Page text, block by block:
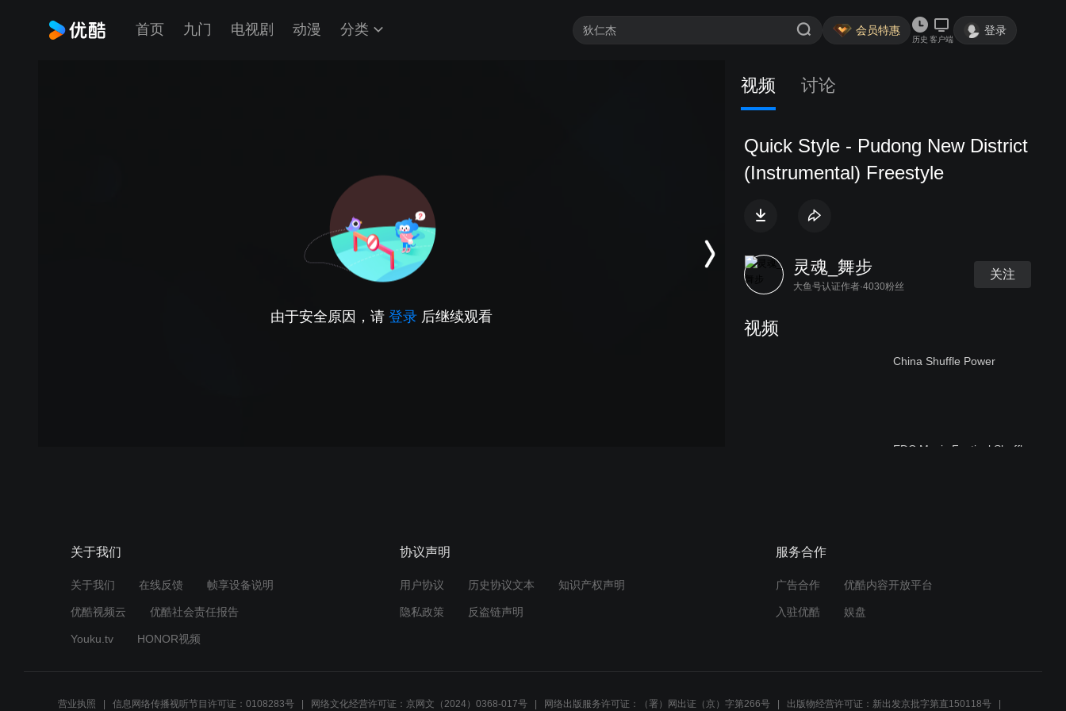
首页 九门 电视剧 动漫 分类 会员特惠
历史 客户端
登录
由于安全原因，请 登录 后继续观看
视频 讨论
Quick Style - Pudong New District
(Instrumental) Freestyle
灵魂_舞步
大鱼号认证作者·4030粉丝
关注
视频
China Shuffle Power
EDC Music Festival Shuffle
关于我们
关于我们 在线反馈 帧享设备说明
优酷视频云 优酷社会责任报告
Youku.tv HONOR视频
协议声明
用户协议 历史协议文本 知识产权声明
隐私政策 反盗链声明
服务合作
广告合作 优酷内容开放平台
入驻优酷 娱盘
营业执照 信息网络传播视听节目许可证：0108283号 网络文化经营许可证：京网文（2024）0368-017号 网络出版服务许可证：（署）网出证（京）字第266号 出版物经营许可证：新出发京批字第直150118号